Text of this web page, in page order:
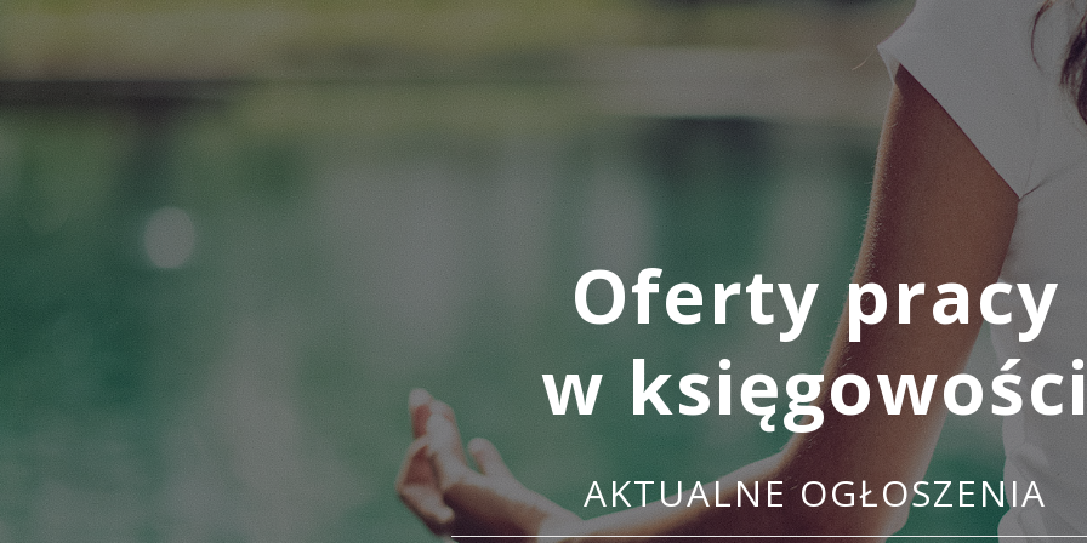
Oferty pracy
w
AKTUALNE OGŁOSZENIA